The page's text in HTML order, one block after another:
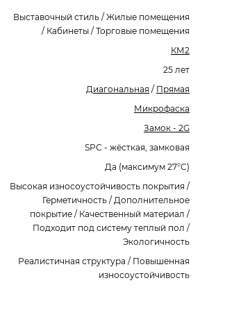
Выставочный стиль / Жилые помещения
/ Кабинеты / Торговые помещения
КМ2
25 лет
Диагональная / Прямая
Микрофаска
Замок - 2G
SPC - жёсткая, замковая
Да (максимум 27°C)
Высокая износоустойчивость покрытия /
Герметичность / Дополнительное
покрытие / Качественный материал /
Подходит под систему теплый пол /
Экологичность
Реалистичная структура / Повышенная
износоустойчивость